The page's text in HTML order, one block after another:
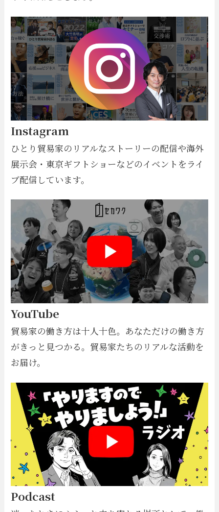
Instagram
ひとり貿易家のリアルなストーリーの配信や海外
展示会・東京ギフトショーなどのイベントをライ
ブ配信しています。
YouTube
貿易家の働き方は十人十色。あなただけの働き方
がきっと見つかる。貿易家たちのリアルな活動を
お届け。
Podcast